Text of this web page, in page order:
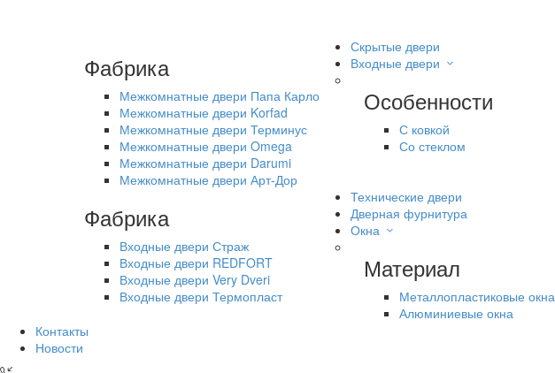
Фабрика
Межкомнатные двери Папа Карло
Межкомнатные двери Korfad
Межкомнатные двери Терминус
Межкомнатные двери Omega
Межкомнатные двери Darumi
Межкомнатные двери Арт-Дор
Скрытые двери
Входные двери
Особенности
С ковкой
Со стеклом
Фабрика
Входные двери Страж
Входные двери REDFORT
Входные двери Very Dveri
Входные двери Термопласт
Технические двери
Дверная фурнитура
Окна
Материал
Металлопластиковые окна
Алюминиевые окна
Контакты
Новости